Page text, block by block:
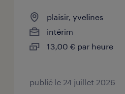
plaisir, yvelines
intérim
13,00 € par heure
publié le 24 juillet 2026